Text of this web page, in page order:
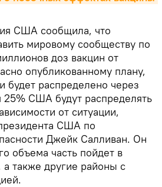
США сообщила, что
мировому сообществу по
доз вакцин от
опубликованному плану,
распределено через
25% США будут распределять
от ситуации,
США по
Джейк Салливан. Он
объема часть пойдет в
а также другие районы с